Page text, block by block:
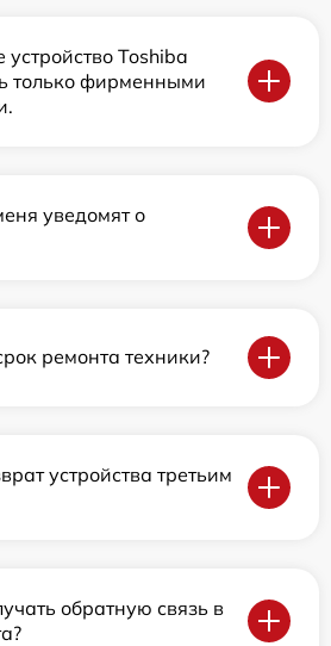
устройство Toshiba
только фирменными
уведомят о
ремонта техники?
устройства третьим
обратную связь в